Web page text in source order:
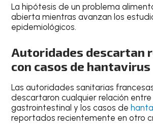
La hipótesis de un problema
abierta mientras avanzan los
epidemiológicos.
Autoridades descartan
con casos de hantavirus
Las autoridades sanitarias
descartaron cualquier relación
gastrointestinal y los casos de
reportados recientemente en otro